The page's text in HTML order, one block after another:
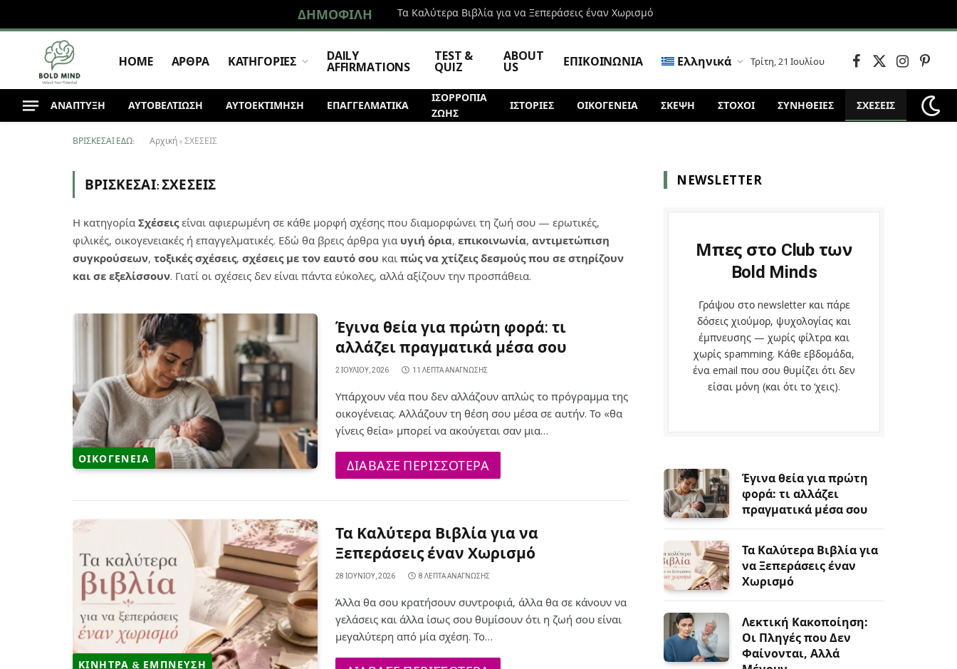
ΔΗΜΟΦΙΛΉ Τα Καλύτερα Βιβλία για να Ξεπεράσεις έναν Χωρισμό
HOME ΑΡΘΡΑ ΚΑΤΗΓΟΡΙΕΣ DAILY
AFFIRMATIONS
TEST &
QUIZ
ABOUT
US ΕΠΙΚΟΙΝΩΝΙΑ Ελληνικά Τρίτη, 21 Ιουλίου Facebook
X
Instagram
ΑΝΆΠΤΥΞΗ ΑΥΤΟΒΕΛΤΙΩΣΗ ΑΥΤΟΕΚΤΙΜΗΣΗ ΕΠΑΓΓΕΛΜΑΤΙΚΆ
ΙΣΟΡΡΟΠΙΑ
ΖΩΗΣ
ΙΣΤΟΡΊΕΣ ΟΙΚΟΓΕΝΕΙΑ ΣΚΈΨΗ ΣΤΌΧΟΙ ΣΥΝΗΘΕΙΕΣ ΣΧΕΣΕΙΣ
ΒΡΊΣΚΕΣΑΙ ΕΔΏ: Αρχική»ΣΧΕΣΕΙΣ
ΒΡΊΣΚΕΣΑΙ:ΣΧΕΣΕΙΣ
Η κατηγορία Σχέσειςείναι αφιερωμένη σε κάθε μορφή σχέσης που διαμορφώνει τη ζωή σου — ερωτικές,
φιλικές, οικογενειακές ή επαγγελματικές. Εδώ θα βρεις άρθρα για υγιή όρια, επικοινωνία, αντιμετώπιση
συγκρούσεων, τοξικές σχέσεις, σχέσεις με τον εαυτό σου και πώς να χτίζεις δεσμούς που σε στηρίζουν
και σε εξελίσσουν. Γιατί οι σχέσεις δεν είναι πάντα εύκολες, αλλά αξίζουν την προσπάθεια.
ΟΙΚΟΓΕΝΕΙΑ
Έγινα θεία για πρώτη φορά: τι
αλλάζει πραγματικά μέσα σου
2 ΙΟΥΛΊΟΥ, 2026 11 ΛΕΠΤΆ ΑΝΆΓΝΩΣΗΣ
Υπάρχουν νέα που δεν αλλάζουν απλώς το πρόγραμμα της
οικογένειας. Αλλάζουν τη θέση σου μέσα σε αυτήν. Το «θα
γίνεις θεία» μπορεί να ακούγεται σαν μια…
ΔΙΑΒΑΣΕ ΠΕΡΙΣΣΟΤΕΡΑ
ΚΙΝΗΤΡΑ & ΕΜΠΝΕΥΣΗ
Τα Καλύτερα Βιβλία για να
Ξεπεράσεις έναν Χωρισμό
28 ΙΟΥΝΊΟΥ, 2026 8 ΛΕΠΤΆ ΑΝΆΓΝΩΣΗΣ
Άλλα θα σου κρατήσουν συντροφιά, άλλα θα σε κάνουν να
γελάσεις και άλλα ίσως σου θυμίσουν ότι η ζωή σου είναι
μεγαλύτερη από μία σχέση. Το…
NEWSLETTER
Μπες στο Club των
Bold Minds
Γράψου στο newsletter και πάρε
δόσεις χιούμορ, ψυχολογίας και
έμπνευσης — χωρίς φίλτρα και
χωρίς spamming. Κάθε εβδομάδα,
ένα email που σου θυμίζει ότι δεν
είσαι μόνη (και ότι το ‘χεις).
Έγινα θεία για πρώτη
φορά: τι αλλάζει
πραγματικά μέσα σου
Τα Καλύτερα Βιβλία για
να Ξεπεράσεις έναν
Χωρισμό
Λεκτική Κακοποίηση:
Οι Πληγές που Δεν
Φαίνονται, Αλλά